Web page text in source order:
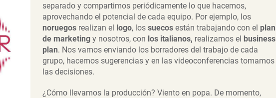
separado y compartimos periódicamente lo que hacemos,
aprovechando el potencial de cada equipo. Por ejemplo, los
noruegos realizan el logo, los suecos están trabajando con el plan
de marketing y nosotros, con los italianos, realizamos el business
plan. Nos vamos enviando los borradores del trabajo de cada
grupo, hacemos sugerencias y en las videoconferencias tomamos
las decisiones.
¿Cómo llevamos la producción? Viento en popa. De momento,